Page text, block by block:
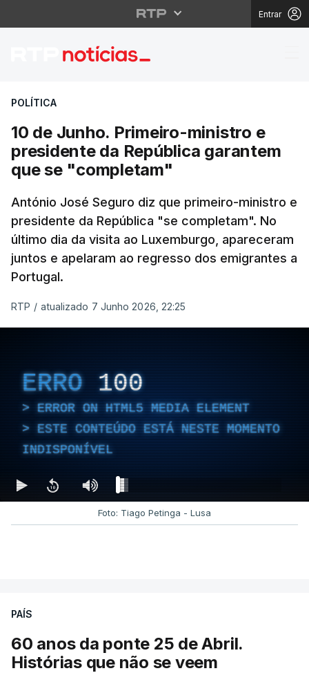
Entrar
10 de Junho.
POLÍTICA
10 de Junho. Primeiro-ministro e
presidente da República garantem
que se "completam"
António José Seguro diz que primeiro-ministro e
presidente da República "se completam". No
último dia da visita ao Luxemburgo, apareceram
juntos e apelaram ao regresso dos emigrantes a
Portugal.
RTP / atualizado 7 Junho 2026, 22:25
ERRO 100
ERROR ON HTML5 MEDIA ELEMENT
ESTE CONTEÚDO ESTÁ NESTE MOMENTO
INDISPONÍVEL
Foto: Tiago Petinga - Lusa
PAÍS
60 anos da ponte 25 de Abril.
Histórias que não se veem